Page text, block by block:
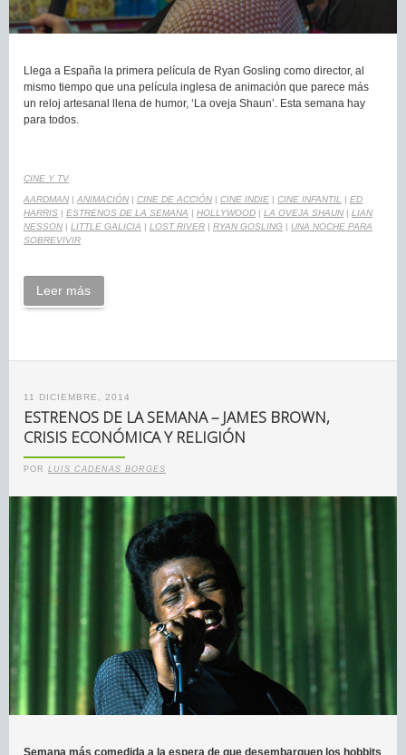
Llega a España la primera película de Ryan Gosling como director, al
mismo tiempo que una película inglesa de animación que parece más
un reloj artesanal llena de humor, ‘La oveja Shaun’. Esta semana hay
para todos.
CINE Y TV
AARDMAN ANIMACIÓN CINE DE ACCIÓN CINE INDIE CINE INFANTIL
ED
HARRIS
ESTRENOS DE LA SEMANA HOLLYWOOD LA OVEJA SHAUN
LIAN
NESSON
LITTLE GALICIA LOST RIVER RYAN GOSLING
UNA NOCHE PARA
SOBREVIVIR
Leer más
11 DICIEMBRE, 2014
ESTRENOS DE LA SEMANA – JAMES BROWN,
CRISIS ECONÓMICA Y RELIGIÓN
POR LUIS CADENAS BORGES
Semana más comedida a la espera de que desembarquen los hobbits